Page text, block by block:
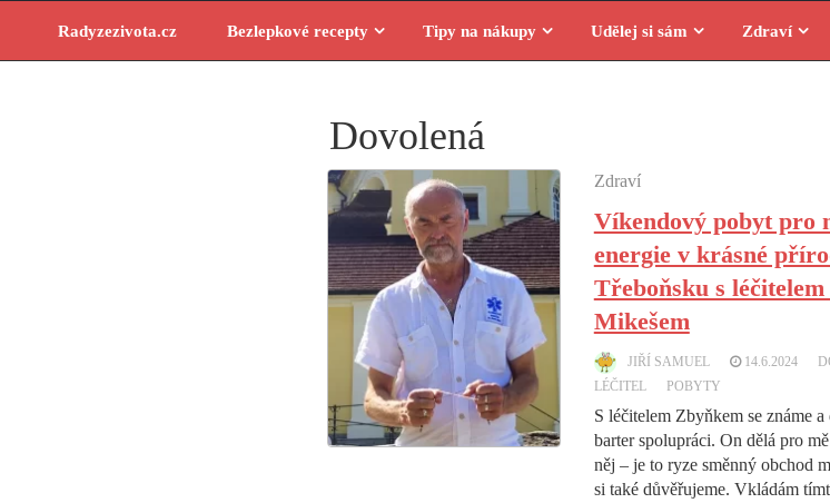
content
Radyzezivota.cz Bezlepkové recepty Tipy na nákupy Udělej si sám Zdraví
Dovolená
Zdraví
Víkendový pobyt pro
energie v krásné
Třeboňsku s
Mikešem
JIŘÍ SAMUEL 14.6.2024
LÉČITEL
POBYTY
S léčitelem Zbyňkem se známe
barter spolupráci. On dělá pro
něj – je to ryze směnný obchod
si také důvěřujeme. Vkládám